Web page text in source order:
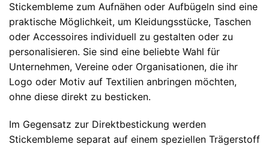
Stickembleme zum Aufnähen oder Aufbügeln sind eine
praktische Möglichkeit, um Kleidungsstücke, Taschen
oder Accessoires individuell zu gestalten oder zu
personalisieren. Sie sind eine beliebte Wahl für
Unternehmen, Vereine oder Organisationen, die ihr
Logo oder Motiv auf Textilien anbringen möchten,
ohne diese direkt zu besticken.
Im Gegensatz zur Direktbestickung werden
Stickembleme separat auf einem speziellen Trägerstoff